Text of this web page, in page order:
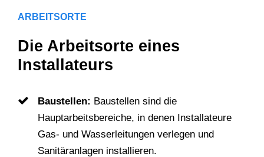
ARBEITSORTE
Die Arbeitsorte eines
Installateurs
Baustellen: Baustellen sind die
Hauptarbeitsbereiche, in denen Installateure
Gas- und Wasserleitungen verlegen und
Sanitäranlagen installieren.